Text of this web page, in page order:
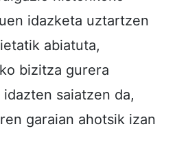
idazketa uztartzen
abiatuta,
bizitza gurera
saiatzen da,
garaian ahotsik izan